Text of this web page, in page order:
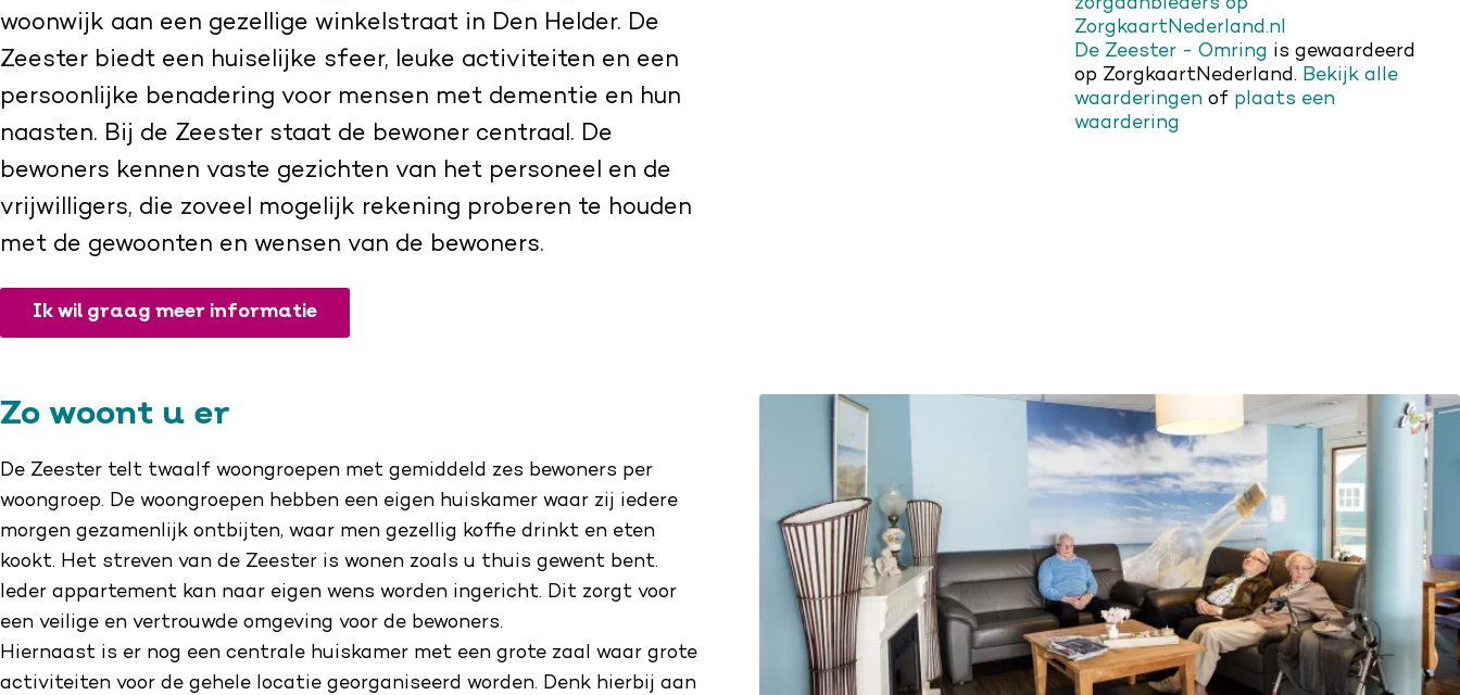
De Zeester - Omring is gewaardeerd
op ZorgkaartNederland. Bekijk alle
waarderingen of plaats een
waardering
woonwijk aan een gezellige winkelstraat in Den Helder. De
Zeester biedt een huiselijke sfeer, leuke activiteiten en een
persoonlijke benadering voor mensen met dementie en hun
naasten. Bij de Zeester staat de bewoner centraal. De
bewoners kennen vaste gezichten van het personeel en de
vrijwilligers, die zoveel mogelijk rekening proberen te houden
met de gewoonten en wensen van de bewoners.
Ik wil graag meer informatie
Zo woont u er
De Zeester telt twaalf woongroepen met gemiddeld zes bewoners per
woongroep. De woongroepen hebben een eigen huiskamer waar zij iedere
morgen gezamenlijk ontbijten, waar men gezellig koffie drinkt en eten
kookt. Het streven van de Zeester is wonen zoals u thuis gewent bent.
Ieder appartement kan naar eigen wens worden ingericht. Dit zorgt voor
een veilige en vertrouwde omgeving voor de bewoners.
Hiernaast is er nog een centrale huiskamer met een grote zaal waar grote
activiteiten voor de gehele locatie georganiseerd worden. Denk hierbij aan